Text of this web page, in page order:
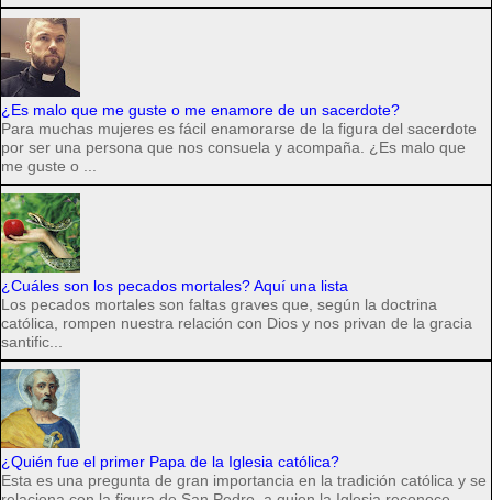
¿Es malo que me guste o me enamore de un sacerdote?
Para muchas mujeres es fácil enamorarse de la figura del sacerdote
por ser una persona que nos consuela y acompaña. ¿Es malo que
me guste o ...
¿Cuáles son los pecados mortales? Aquí una lista
Los pecados mortales son faltas graves que, según la doctrina
católica, rompen nuestra relación con Dios y nos privan de la gracia
santific...
¿Quién fue el primer Papa de la Iglesia católica?
Esta es una pregunta de gran importancia en la tradición católica y se